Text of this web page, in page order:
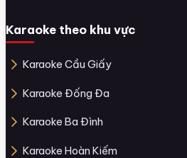
Karaoke theo khu vực
Karaoke Cầu Giấy
Karaoke Đống Đa
Karaoke Ba Đình
Karaoke Hoàn Kiếm